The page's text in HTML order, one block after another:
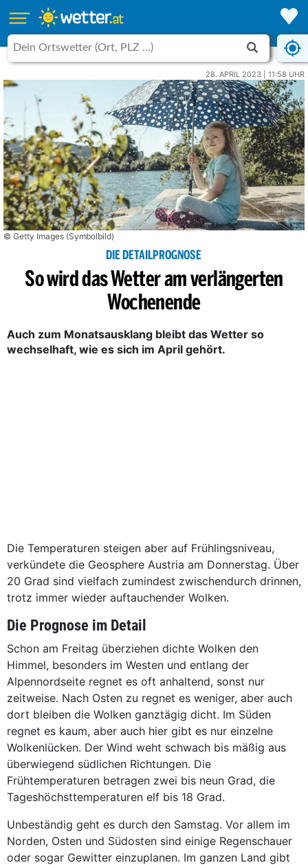
28. APRIL 2023 | 11:58 UHR
© Getty Images (Symbolbild)
DIE DETAILPROGNOSE
So wird das Wetter am verlängerten
Wochenende
Auch zum Monatsausklang bleibt das Wetter so
wechselhaft, wie es sich im April gehört.
Die Temperaturen steigen aber auf Frühlingsniveau,
verkündete die Geosphere Austria am Donnerstag. Über
20 Grad sind vielfach zumindest zwischendurch drinnen,
trotz immer wieder auftauchender Wolken.
Die Prognose im Detail
Schon am Freitag überziehen dichte Wolken den
Himmel, besonders im Westen und entlang der
Alpennordseite regnet es oft anhaltend, sonst nur
zeitweise. Nach Osten zu regnet es weniger, aber auch
dort bleiben die Wolken ganztägig dicht. Im Süden
regnet es kaum, aber auch hier gibt es nur einzelne
Wolkenlücken. Der Wind weht schwach bis mäßig aus
überwiegend südlichen Richtungen. Die
Frühtemperaturen betragen zwei bis neun Grad, die
Tageshöchsttemperaturen elf bis 18 Grad.
Unbeständig geht es durch den Samstag. Vor allem im
Norden, Osten und Südosten sind einige Regenschauer
oder sogar Gewitter einzuplanen. Im ganzen Land gibt